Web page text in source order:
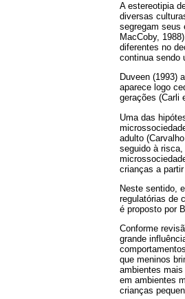
A estereotipia
diversas
segregam seus
MacCoby,
diferentes no
continua sendo
Duveen (1993)
aparece logo
gerações (Carli
Uma das
adulto
seguido à
crianças a
Neste sentido,
regulatórias de
é proposto por
Conforme
grande
que meninos
ambientes
em ambientes
crianças